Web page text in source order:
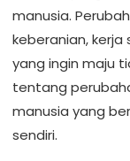
manusia.
keberanian, kerja
yang ingin maju
tentang
manusia yang
sendiri.